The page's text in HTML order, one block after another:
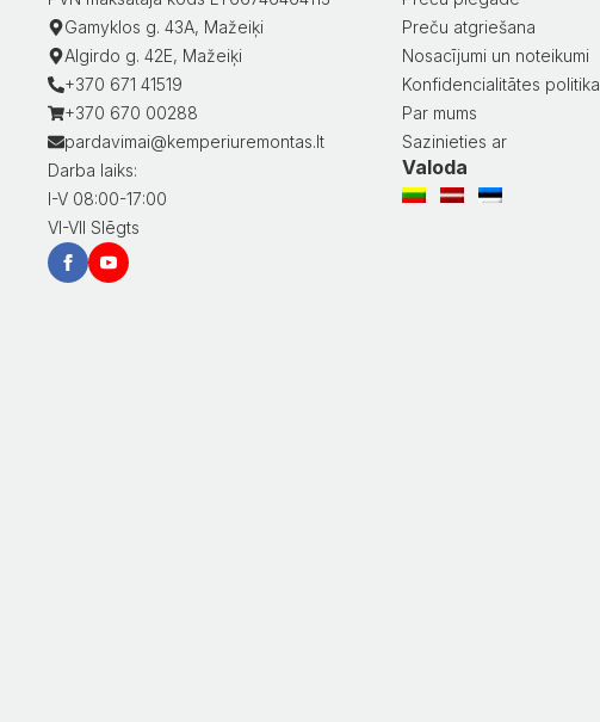
Gamyklos g. 43A, Mažeiķi
Algirdo g. 42E, Mažeiķi
+370 671 41519
+370 670 00288
pardavimai@kemperiuremontas.lt
Darba laiks:
I-V 08:00-17:00
VI-VII Slēgts
Preču atgriešana
Nosacījumi un noteikumi
Konfidencialitātes politika
Par mums
Sazinieties ar
Valoda